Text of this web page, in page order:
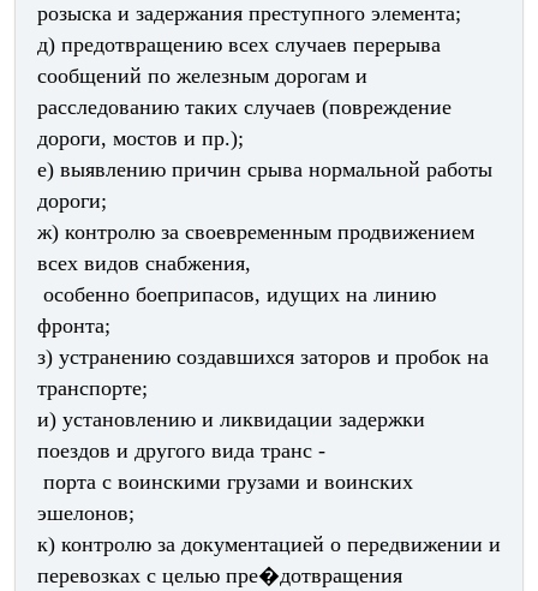
розыска и задержания преступного элемента;
д) предотвращению всех случаев перерыва
сообщений по железным дорогам и
расследованию таких случаев (повреждение
дороги, мостов и пр.);
е) выявлению причин срыва нормальной работы
дороги;
ж) контролю за своевременным продвижением
всех видов снабжения,
особенно боеприпасов, идущих на линию
фронта;
з) устранению создавшихся заторов и пробок на
транспорте;
и) установлению и ликвидации задержки
поездов и другого вида транс -
порта с воинскими грузами и воинских
эшелонов;
к) контролю за документацией о передвижении и
перевозках с целью пре�дотвращения